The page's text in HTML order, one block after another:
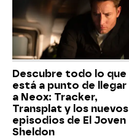
Descubre todo lo que
está a punto de llegar
a Neox: Tracker,
Transplat y los nuevos
episodios de El Joven
Sheldon